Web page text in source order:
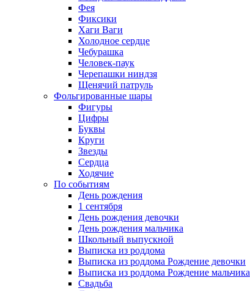
Фея
Фиксики
Хаги Ваги
Холодное сердце
Чебурашка
Человек-паук
Черепашки ниндзя
Щенячий патруль
Фольгированные шары
Фигуры
Цифры
Буквы
Круги
Звезды
Сердца
Ходячие
По событиям
День рождения
1 сентября
День рождения девочки
День рождения мальчика
Школьный выпускной
Выписка из роддома
Выписка из роддома Рождение девочки
Выписка из роддома Рождение мальчика
Свадьба